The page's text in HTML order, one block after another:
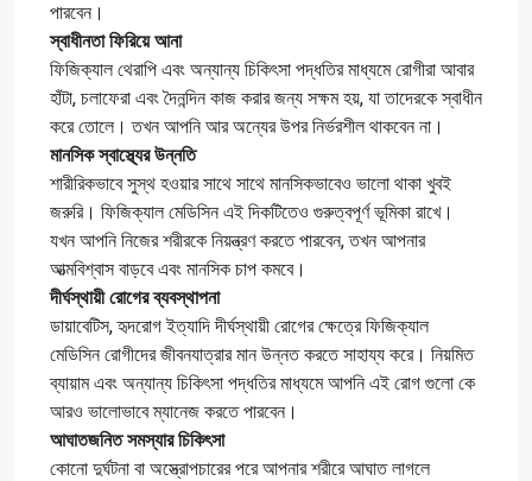
পারবেন।
স্বাধীনতা ফিরিয়ে আনা
ফিজিক্যাল থেরাপি এবং অন্যান্য চিকিৎসা পদ্ধতির মাধ্যমে রোগীরা আবার
হাঁটা, চলাফেরা এবং দৈনন্দিন কাজ করার জন্য সক্ষম হয়, যা তাদেরকে স্বাধীন
করে তোলে। তখন আপনি আর অন্যের উপর নির্ভরশীল থাকবেন না।
মানসিক স্বাস্থ্যের উন্নতি
শারীরিকভাবে সুস্থ হওয়ার সাথে সাথে মানসিকভাবেও ভালো থাকা খুবই
জরুরি। ফিজিক্যাল মেডিসিন এই দিকটিতেও গুরুত্বপূর্ণ ভূমিকা রাখে।
যখন আপনি নিজের শরীরকে নিয়ন্ত্রণ করতে পারবেন, তখন আপনার
আত্মবিশ্বাস বাড়বে এবং মানসিক চাপ কমবে।
দীর্ঘস্থায়ী রোগের ব্যবস্থাপনা
ডায়াবেটিস, হৃদরোগ ইত্যাদি দীর্ঘস্থায়ী রোগের ক্ষেত্রে ফিজিক্যাল
মেডিসিন রোগীদের জীবনযাত্রার মান উন্নত করতে সাহায্য করে। নিয়মিত
ব্যায়াম এবং অন্যান্য চিকিৎসা পদ্ধতির মাধ্যমে আপনি এই রোগ গুলো কে
আরও ভালোভাবে ম্যানেজ করতে পারবেন।
আঘাতজনিত সমস্যার চিকিৎসা
কোনো দুর্ঘটনা বা অস্ত্রোপচারের পরে আপনার শরীরে আঘাত লাগলে